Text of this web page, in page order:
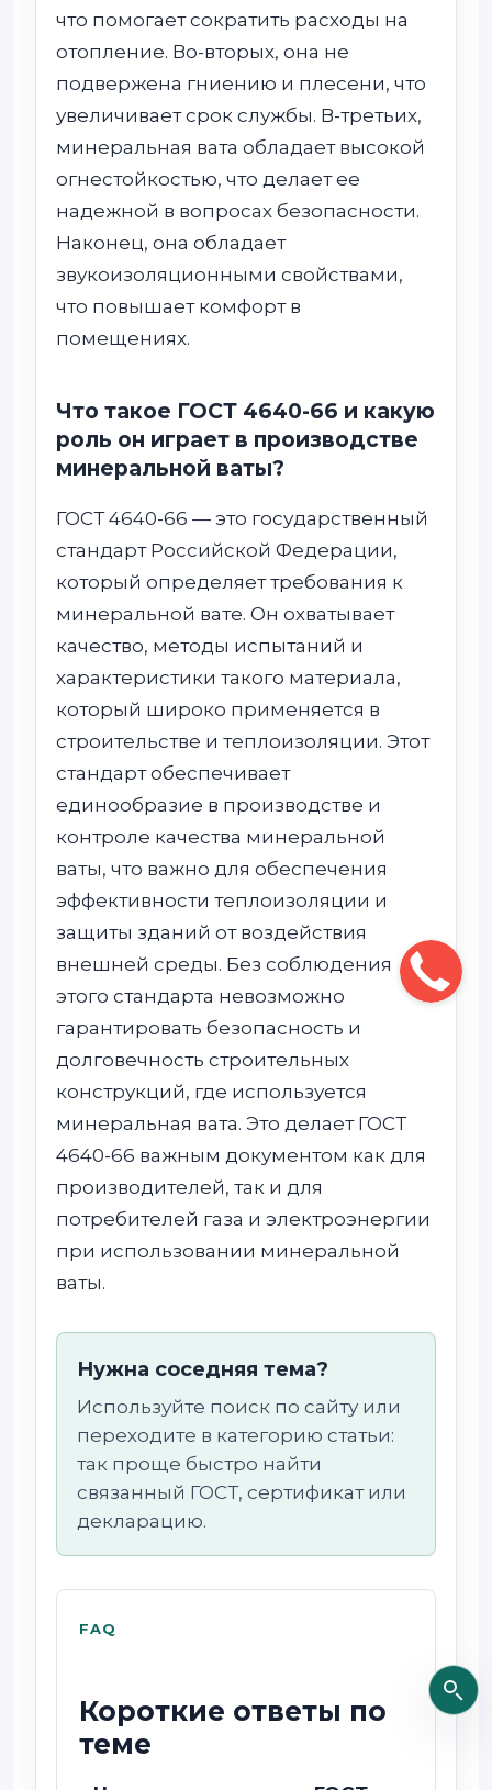
что помогает сократить расходы на
отопление. Во-вторых, она не
подвержена гниению и плесени, что
увеличивает срок службы. В-третьих,
минеральная вата обладает высокой
огнестойкостью, что делает ее
надежной в вопросах безопасности.
Наконец, она обладает
звукоизоляционными свойствами,
что повышает комфорт в
помещениях.
Что такое ГОСТ 4640-66 и какую
роль он играет в производстве
минеральной ваты?
ГОСТ 4640-66 — это государственный
стандарт Российской Федерации,
который определяет требования к
минеральной вате. Он охватывает
качество, методы испытаний и
характеристики такого материала,
который широко применяется в
строительстве и теплоизоляции. Этот
стандарт обеспечивает
единообразие в производстве и
контроле качества минеральной
ваты, что важно для обеспечения
эффективности теплоизоляции и
защиты зданий от воздействия
внешней среды. Без соблюдения
этого стандарта невозможно
гарантировать безопасность и
долговечность строительных
конструкций, где используется
минеральная вата. Это делает ГОСТ
4640-66 важным документом как для
производителей, так и для
потребителей газа и электроэнергии
при использовании минеральной
ваты.
Нужна соседняя тема?
Используйте поиск по сайту или
переходите в категорию статьи:
так проще быстро найти
связанный ГОСТ, сертификат или
декларацию.
FAQ
Короткие ответы по
теме